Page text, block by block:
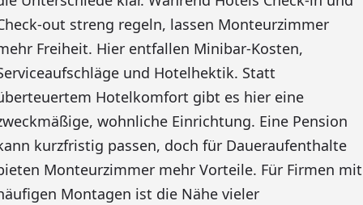
out streng regeln, lassen Monteurzimmer
Freiheit. Hier entfallen Minibar-Kosten,
und Hotelhektik. Statt
Hotelkomfort gibt es hier eine
wohnliche Einrichtung. Eine Pension
kurzfristig passen, doch für Daueraufenthalte
Monteurzimmer mehr Vorteile. Für Firmen mit
Montagen ist die Nähe vieler